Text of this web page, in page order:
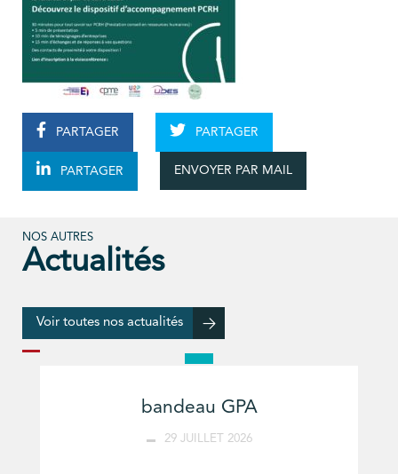
PARTAGER PARTAGER
PARTAGER ENVOYER PAR MAIL
NOS AUTRES
Actualités
Voir toutes nos actualités
bandeau GPA
29 JUILLET 2026